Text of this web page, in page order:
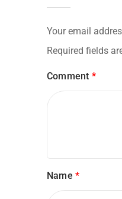
Your email
Required fields
Comment *
Name *